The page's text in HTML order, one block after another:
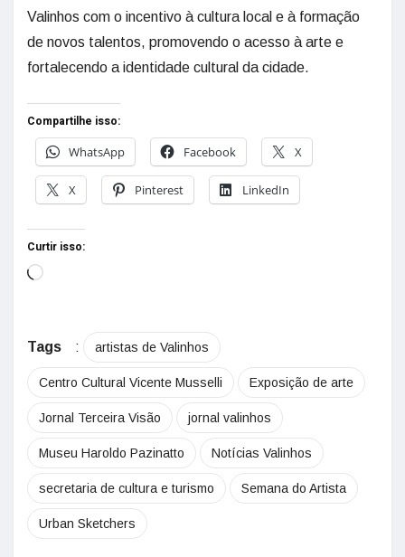
Valinhos com o incentivo à cultura local e à formação
de novos talentos, promovendo o acesso à arte e
fortalecendo a identidade cultural da cidade.
Compartilhe isso:
WhatsApp
Facebook X
X Pinterest LinkedIn
Curtir isso:
Tags : artistas de Valinhos
Centro Cultural Vicente Musselli Exposição de arte
Jornal Terceira Visão jornal valinhos
Museu Haroldo Pazinatto Notícias Valinhos
secretaria de cultura e turismo Semana do Artista
Urban Sketchers